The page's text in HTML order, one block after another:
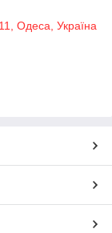
Одеса, Україна